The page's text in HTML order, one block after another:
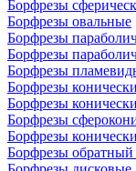
Борфрезы
Борфрезы овальные
Борфрезы
Борфрезы
Борфрезы
Борфрезы
Борфрезы
Борфрезы
Борфрезы
Борфрезы обратный